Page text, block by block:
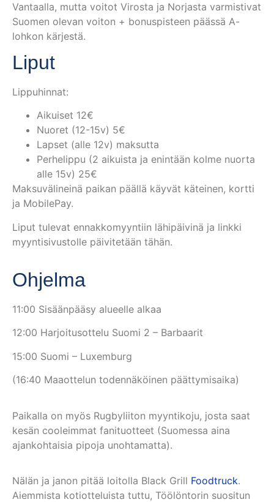
Vantaalla, mutta voitot Virosta ja Norjasta varmistivat
Suomen olevan voiton + bonuspisteen päässä A-
lohkon kärjestä.
Liput
Lippuhinnat:
Aikuiset 12€
Nuoret (12-15v) 5€
Lapset (alle 12v) maksutta
Perhelippu (2 aikuista ja enintään kolme nuorta
alle 15v) 25€
Maksuvälineinä paikan päällä käyvät käteinen, kortti
ja MobilePay.
Liput tulevat ennakkomyyntiin lähipäivinä ja linkki
myyntisivustolle päivitetään tähän.
Ohjelma
11:00 Sisäänpääsy alueelle alkaa
12:00 Harjoitusottelu Suomi 2 – Barbaarit
15:00 Suomi – Luxemburg
(16:40 Maaottelun todennäköinen päättymisaika)
Paikalla on myös Rugbyliiton myyntikoju, josta saat
kesän cooleimmat fanituotteet (Suomessa aina
ajankohtaisia pipoja unohtamatta).
Nälän ja janon pitää loitolla Black Grill Foodtruck.
Aiemmista kotiotteluista tuttu, Töölöntorin suositun